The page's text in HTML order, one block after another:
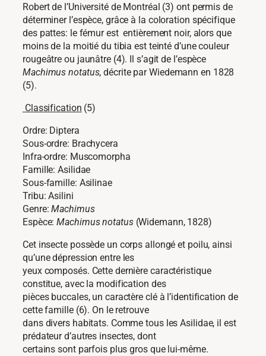
Robert de l’Université de Montréal (3) ont permis de
déterminer l’espèce, grâce à la coloration spécifique
des pattes: le fémur est entièrement noir, alors que
moins de la moitié du tibia est teinté d’une couleur
rougeâtre ou jaunâtre (4). Il s’agit de l’espèce
Machimus notatus, décrite par Wiedemann en 1828
(5).
Classification (5)
Ordre: Diptera
Sous-ordre: Brachycera
Infra-ordre: Muscomorpha
Famille: Asilidae
Sous-famille: Asilinae
Tribu: Asilini
Genre:Machimus
Espèce:Machimus notatus(Widemann, 1828)
Cet insecte possède un corps allongé et poilu, ainsi
qu’une dépression entre les
yeux composés. Cette dernière caractéristique
constitue, avec la modification des
pièces buccales, un caractère clé à l’identification de
cette famille (6). On le retrouve
dans divers habitats. Comme tous les Asilidae, il est
prédateur d’autres insectes, dont
certains sont parfois plus gros que lui-même.